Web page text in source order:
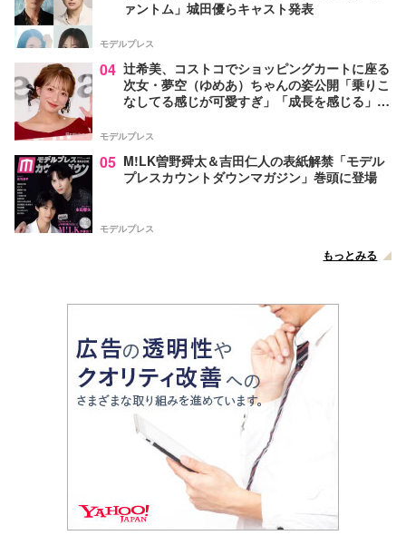
ァントム」城田優らキャスト発表
モデルプレス
04 辻希美、コストコでショッピングカートに座る
次女・夢空（ゆめあ）ちゃんの姿公開「乗りこ
なしてる感じが可愛すぎ」「成長を感じる」の
モデルプレス
05 M!LK曽野舜太＆吉田仁人の表紙解禁「モデル
プレスカウントダウンマガジン」巻頭に登場
モデルプレス
もっとみる